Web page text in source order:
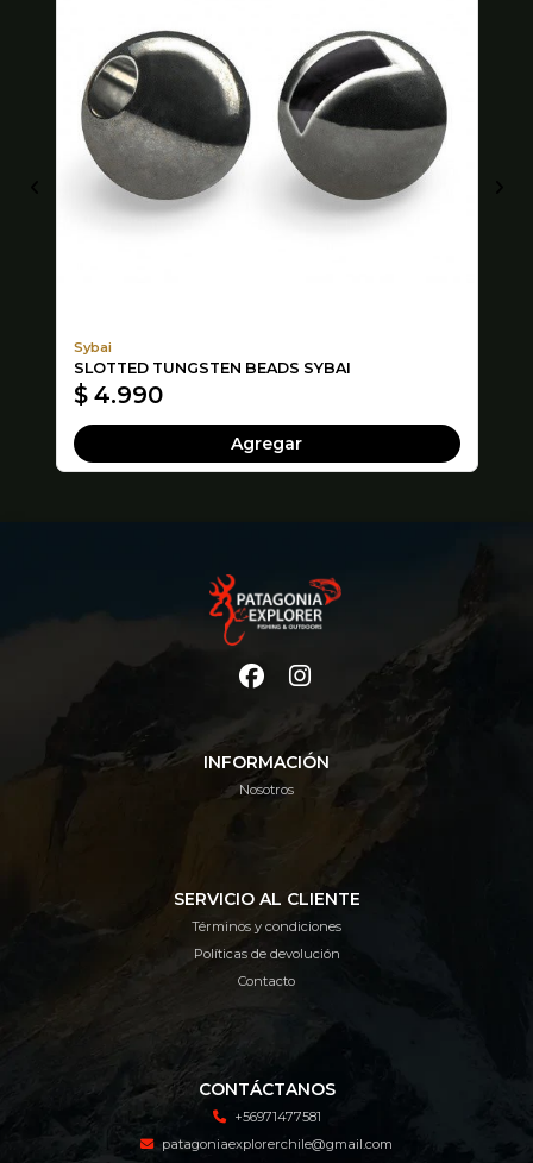
Sybai
SLOTTED TUNGSTEN BEADS SYBAI
$ 4.990
Agregar
INFORMACIÓN
Nosotros
SERVICIO AL CLIENTE
Términos y condiciones
Políticas de devolución
Contacto
CONTÁCTANOS
+56971477581
patagoniaexplorerchile@gmail.com